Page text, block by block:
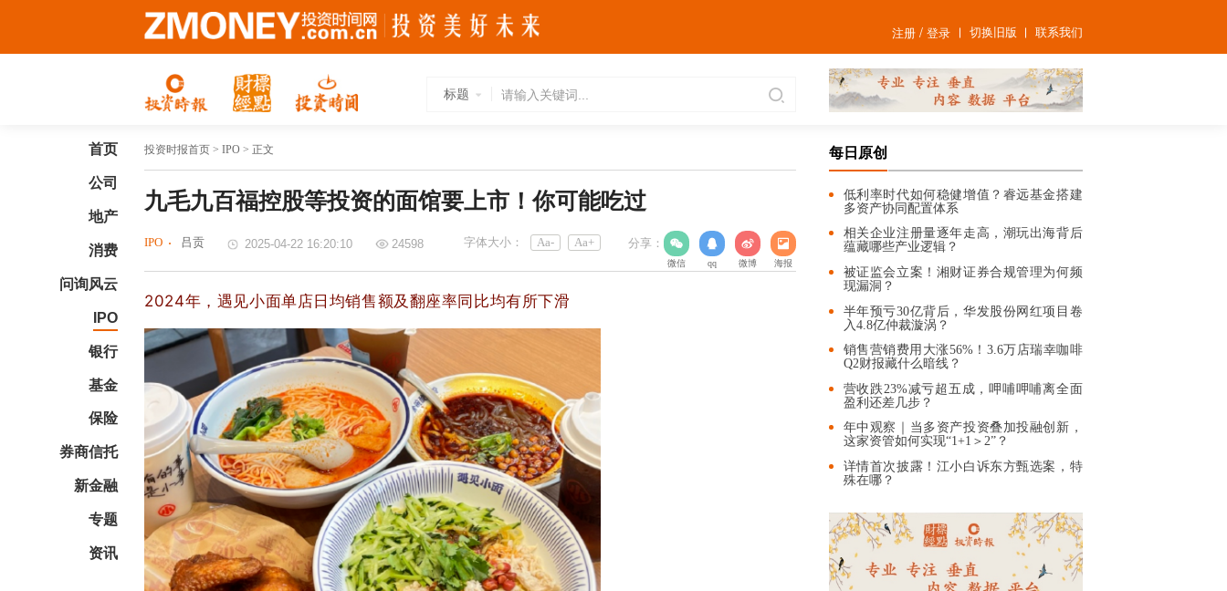
联系我们
切换旧版
注册 /登录
标题
首页
公司
地产
消费
问询风云
IPO
银行
基金
保险
券商信托
新金融
专题
资讯
投资时报首页 > IPO > 正文
九毛九百福控股等投资的面馆要上市！你可能吃过
IPO 吕贡 2025-04-22 16:20:10 24598 分享：
微信 qq 微博 海报
字体大小： Aa- Aa+
2024年，遇见小面单店日均销售额及翻座率同比均有所下滑
每日原创
低利率时代如何稳健增值？睿远基金搭建
多资产协同配置体系
相关企业注册量逐年走高，潮玩出海背后
蕴藏哪些产业逻辑？
被证监会立案！湘财证券合规管理为何频
现漏洞？
半年预亏30亿背后，华发股份网红项目卷
入4.8亿仲裁漩涡？
销售营销费用大涨56%！3.6万店瑞幸咖啡
Q2财报藏什么暗线？
营收跌23%减亏超五成，呷哺呷哺离全面
盈利还差几步？
年中观察｜当多资产投资叠加投融创新，
这家资管如何实现“1+1＞2”？
详情首次披露！江小白诉东方甄选案，特
殊在哪？